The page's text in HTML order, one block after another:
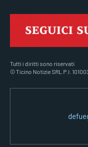
Tutti i diritti sono riservati
© Ticino Notizie SRL P.I.